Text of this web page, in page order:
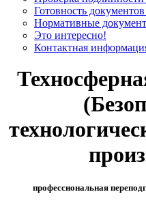
Готовность
Нормативные
Это интересно!
Контактная
профессиональная